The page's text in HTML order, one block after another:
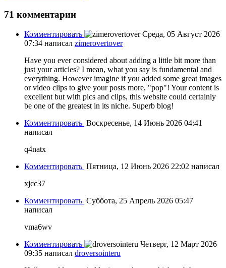
71 комментарии
Комментировать
Среда, 05 Август 2026
07:34 написал zimerovertover
Have you ever considered about adding a little bit more than
just your articles? I mean, what you say is fundamental and
everything. However imagine if you added some great images
or video clips to give your posts more, "pop"! Your content is
excellent but with pics and clips, this website could certainly
be one of the greatest in its niche. Superb blog!
Комментировать Воскресенье, 14 Июнь 2026 04:41
написал
q4natx
Комментировать Пятница, 12 Июнь 2026 22:02 написал
xjcc37
Комментировать Суббота, 25 Апрель 2026 05:47
написал
vma6wv
Комментировать
Четверг, 12 Март 2026
09:35 написал droversointeru